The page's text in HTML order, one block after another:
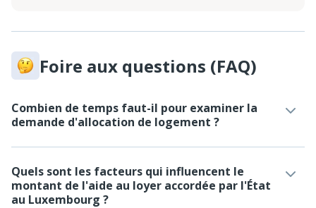
Foire aux questions (FAQ)
Combien de temps faut-il pour examiner la
demande d'allocation de logement ?
Quels sont les facteurs qui influencent le
montant de l'aide au loyer accordée par l'État
au Luxembourg ?